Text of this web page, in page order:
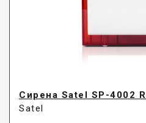
Сирена Satel SP-4002 R
Satel